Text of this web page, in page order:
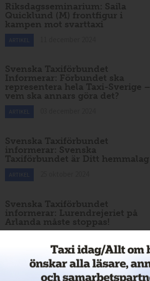
Riksdagsseminarium: Saila
Quicklund (M) frontfigur i
kampen mot svarttaxi
ARTIKEL
Svenska Taxiförbundet
Informerar: Förbundet ska
representera hela Taxi-Sverige –
vem ska annars göra det?
ARTIKEL
Svenska Taxiförbundet
informerar: Svenska
Taxiförbundet är Ditt hemmalag
ARTIKEL
Svenska Taxiförbundet
informerar: Lurendrejeriet på
Arlanda måste stoppas!
Hållbara villkor är skillnaden